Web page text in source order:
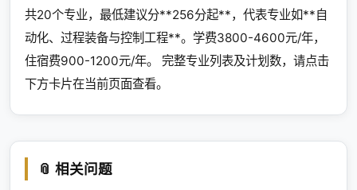
共20个专业，最低建议分**256分起**，代表专业如**自
动化、过程装备与控制工程**。学费3800-4600元/年，
住宿费900-1200元/年。 完整专业列表及计划数，请点击
下方卡片在当前页面查看。
📎 相关问题